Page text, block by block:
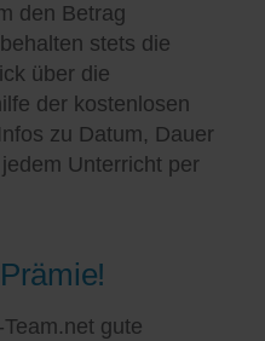
den Betrag
stets die
über die
der kostenlosen
zu Datum, Dauer
Unterricht per
gute